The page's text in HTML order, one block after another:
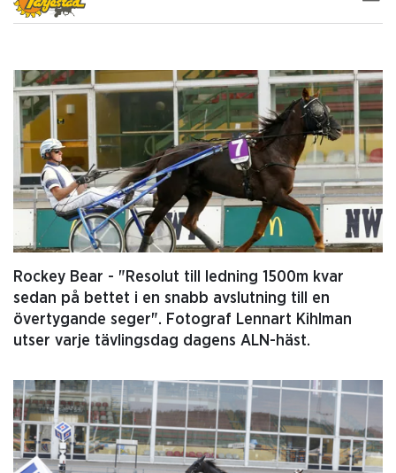
Rockey Bear - "Resolut till ledning 1500m kvar
sedan på bettet i en snabb avslutning till en
övertygande seger". Fotograf Lennart Kihlman
utser varje tävlingsdag dagens ALN-häst.